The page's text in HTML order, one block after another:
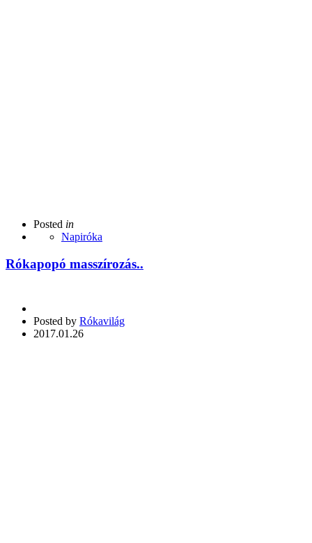
Posted in
Napiróka
Rókapopó masszírozás..
Posted by Rókavilág
2017.01.26